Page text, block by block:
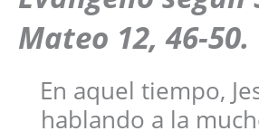
Mateo 12, 46-50.
En aquel tiempo,
hablando a la